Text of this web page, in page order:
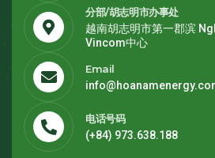
分部/胡志明市办事处
越南胡志明市第一郡滨
Vincom中心
Email
电话号码
(+84) 973.638.188